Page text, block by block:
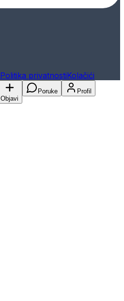
Politika privatnostiKolačići
Objavi
Poruke Profil